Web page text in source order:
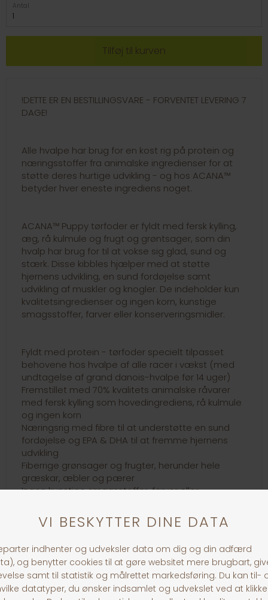
Antal
!DETTE ER EN BESTILLINGSVARE - FORVENTET LEVERING 7
DAGE!
Alle hvalpe har brug for en kost rig på protein og
næringsstoffer fra animalske ingredienser for at
støtte deres hurtige udvikling - og hos ACANA™
betyder hver eneste ingrediens noget.
ACANA™ Puppy tørfoder er fyldt med fersk kylling,
æg, rå kulmule og frugt og grøntsager, som din
hvalp har brug for til at vokse sig glad, sund og
stærk. Disse kibbles hjælper med at støtte
hjernens udvikling, en sund fordøjelse samt
udvikling af muskler og knogler. De indeholder kun
kvalitetsingredienser og ingen korn, kunstige
smagsstoffer, farver eller konserveringsmidler.
Fyldt med protein - tørfoder specielt tilpasset
behovene hos hvalpe af alle racer i vækst (med
undtagelse af grand danois-hvalpe før 14 uger)
Fremstillet med 70% kvalitets animalske råvarer
med fersk kylling som hovedingrediens, rå kulmule
og ingen korn
Næringsrig med fibre til at understøtte en sund
fordøjelse og EPA & DHA til at fremme hjernens
udvikling
Fiberrige grønsager og frugter, herunder hele
græskar, æbler og pærer
Ingen kunstige smagsstoffer, farver eller
eller hvede er tilsat
Metaboliserbar energi er 3660 kcal/kg (439 kcal pr.
kulhydrater og 46 % fra fedt.